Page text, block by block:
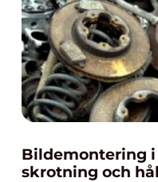
Bildemontering
skrotning och